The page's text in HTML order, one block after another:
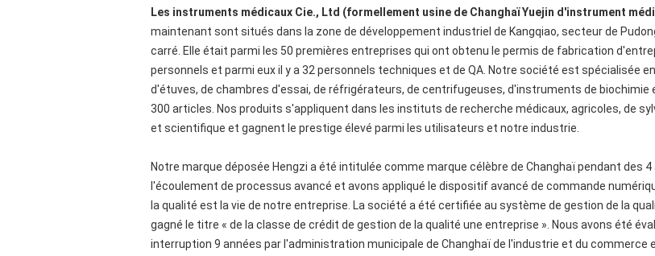
Les instruments médicaux Cie., Ltd (formellement usine de Changhaï Yuejin d'instrument
maintenant sont situés dans la zone de développement industriel de Kangqiao, secteur de
carré. Elle était parmi les 50 premières entreprises qui ont obtenu le permis de fabrication
personnels et parmi eux il y a 32 personnels techniques et de QA. Notre société est spécialisée
d'étuves, de chambres d'essai, de réfrigérateurs, de centrifugeuses, d'instruments de
300 articles. Nos produits s'appliquent dans les instituts de recherche médicaux, agricoles, de
et scientifique et gagnent le prestige élevé parmi les utilisateurs et notre industrie.
Notre marque déposée Hengzi a été intitulée comme marque célèbre de Changhaï pendant des
l'écoulement de processus avancé et avons appliqué le dispositif avancé de commande
la qualité est la vie de notre entreprise. La société a été certifiée au système de gestion de la
gagné le titre « de la classe de crédit de gestion de la qualité une entreprise ». Nous avons été
interruption 9 années par l'administration municipale de Changhaï de l'industrie et du commerce